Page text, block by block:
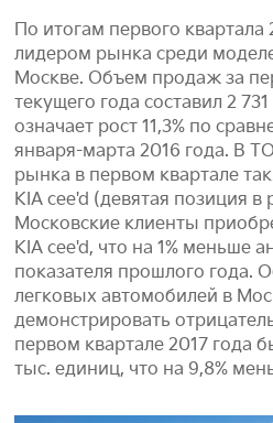
По итогам первого квартала
лидером рынка среди
Москве. Объем продаж за
текущего года составил 2
означает рост 11,3% по
января-марта 2016 года. В
рынка в первом квартале
KIA cee'd (девятая позиция
Московские клиенты
KIA cee'd, что на 1% меньше
показателя прошлого года.
легковых автомобилей в
демонстрировать
первом квартале 2017 года
тыс. единиц, что на 9,8%